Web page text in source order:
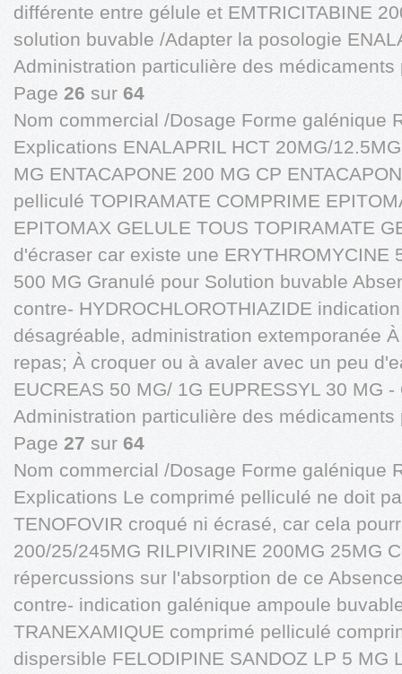
différente entre gélule et EMTRICITABINE
solution buvable /Adapter la posologie
Administration particulière des
Page 26 sur 64
Nom commercial /Dosage Forme galénique
Explications ENALAPRIL HCT 20MG/
MG ENTACAPONE 200 MG CP
pelliculé TOPIRAMATE COMPRIME
EPITOMAX GELULE TOUS TOPIRAMATE
d'écraser car existe une ERYTHROMYCINE
500 MG Granulé pour Solution buvable
contre- HYDROCHLOROTHIAZIDE
désagréable, administration extemporanée
repas; À croquer ou à avaler avec un peu
EUCREAS 50 MG/ 1G EUPRESSYL 30 MG
Administration particulière des
Page 27 sur 64
Nom commercial /Dosage Forme galénique
Explications Le comprimé pelliculé ne doit
TENOFOVIR croqué ni écrasé, car cela
200/25/245MG RILPIVIRINE 200MG 25MG
répercussions sur l'absorption de ce
contre- indication galénique ampoule
TRANEXAMIQUE comprimé pelliculé
dispersible FELODIPINE SANDOZ LP 5 MG